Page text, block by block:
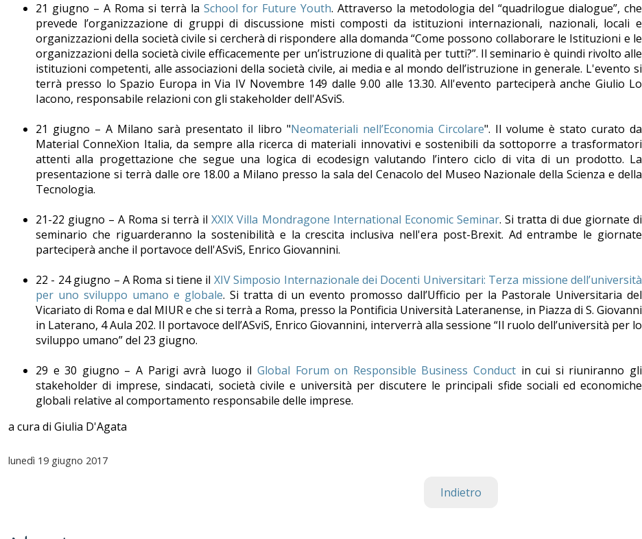
21 giugno – A Roma si terrà la School for Future Youth. Attraverso la metodologia del “quadrilogue dialogue”, che
prevede l’organizzazione di gruppi di discussione misti composti da istituzioni internazionali, nazionali, locali e
organizzazioni della società civile si cercherà di rispondere alla domanda “Come possono collaborare le Istituzioni e le
organizzazioni della società civile efficacemente per un’istruzione di qualità per tutti?”. Il seminario è quindi rivolto alle
istituzioni competenti, alle associazioni della società civile, ai media e al mondo dell’istruzione in generale. L'evento si
terrà presso lo Spazio Europa in Via IV Novembre 149 dalle 9.00 alle 13.30. All'evento parteciperà anche Giulio Lo
Iacono, responsabile relazioni con gli stakeholder dell'ASviS.
21 giugno – A Milano sarà presentato il libro "Neomateriali nell’Economia Circolare". Il volume è stato curato da
Material ConneXion Italia, da sempre alla ricerca di materiali innovativi e sostenibili da sottoporre a trasformatori
attenti alla progettazione che segue una logica di ecodesign valutando l’intero ciclo di vita di un prodotto. La
presentazione si terrà dalle ore 18.00 a Milano presso la sala del Cenacolo del Museo Nazionale della Scienza e della
Tecnologia.
21-22 giugno – A Roma si terrà ilXXIX Villa Mondragone International Economic Seminar. Si tratta di due giornate di
seminario che riguarderanno la sostenibilità e la crescita inclusiva nell'era post-Brexit. Ad entrambe le giornate
parteciperà anche il portavoce dell'ASviS, Enrico Giovannini.
22 - 24 giugno – A Roma si tiene il XIV Simposio Internazionale dei Docenti Universitari: Terza missione dell’università
per uno sviluppo umano e globale. Si tratta di un evento promosso dall’Ufficio per la Pastorale Universitaria del
Vicariato di Roma e dal MIUR e che si terrà a Roma, presso la Pontificia Università Lateranense, in Piazza di S. Giovanni
in Laterano, 4 Aula 202. Il portavoce dell’ASviS, Enrico Giovannini, interverrà alla sessione “Il ruolo dell’università per lo
sviluppo umano” del 23 giugno.
29 e 30 giugno – A Parigi avrà luogo il Global Forum on Responsible Business Conduct in cui si riuniranno gli
stakeholder di imprese, sindacati, società civile e università per discutere le principali sfide sociali ed economiche
globali relative al comportamento responsabile delle imprese.
a cura di Giulia D'Agata
lunedì 19 giugno 2017
Indietro